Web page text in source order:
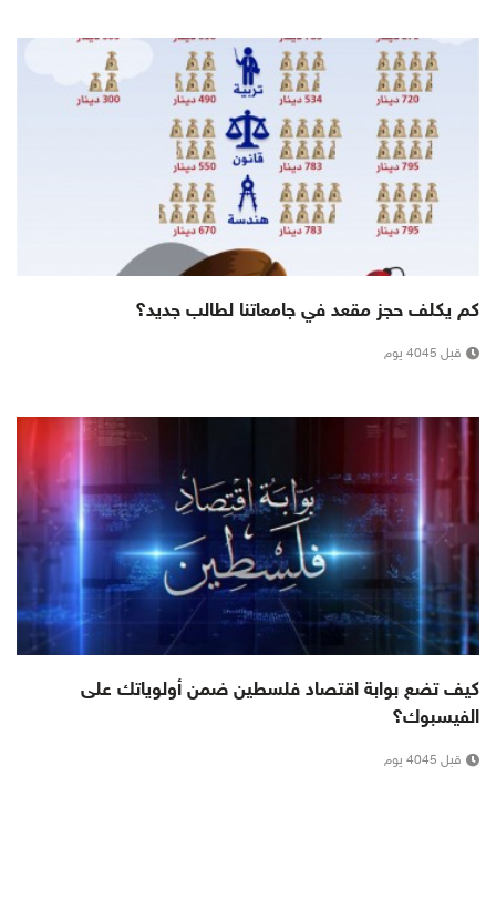
كم يكلف حجز مقعد في جامعاتنا لطالب جديد؟
قبل 4045 يوم
كيف تضع بوابة اقتصاد فلسطين ضمن أولوياتك على
الفيسبوك؟
قبل 4045 يوم